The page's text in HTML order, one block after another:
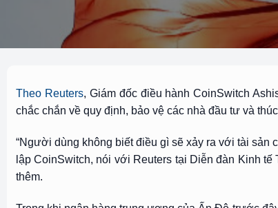
Theo Reuters, Giám đốc điều hành CoinSwitch
chắc chắn về quy định, bảo vệ các nhà đầu tư và
“Người dùng không biết điều gì sẽ xảy ra với tài sản
lập CoinSwitch, nói với Reuters tại Diễn đàn Kinh
thêm.